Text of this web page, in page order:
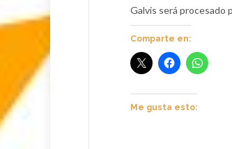
Galvis será procesado
Comparte en:
Me gusta esto: